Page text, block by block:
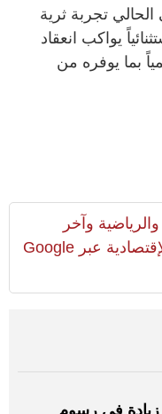
تجربة ثرية
يواكب انعقاد
عالمياً بما يوفره من
والرياضية وآخر
المستجدات السياسية والإقتصادية عبر Google
زيادة في رسوم